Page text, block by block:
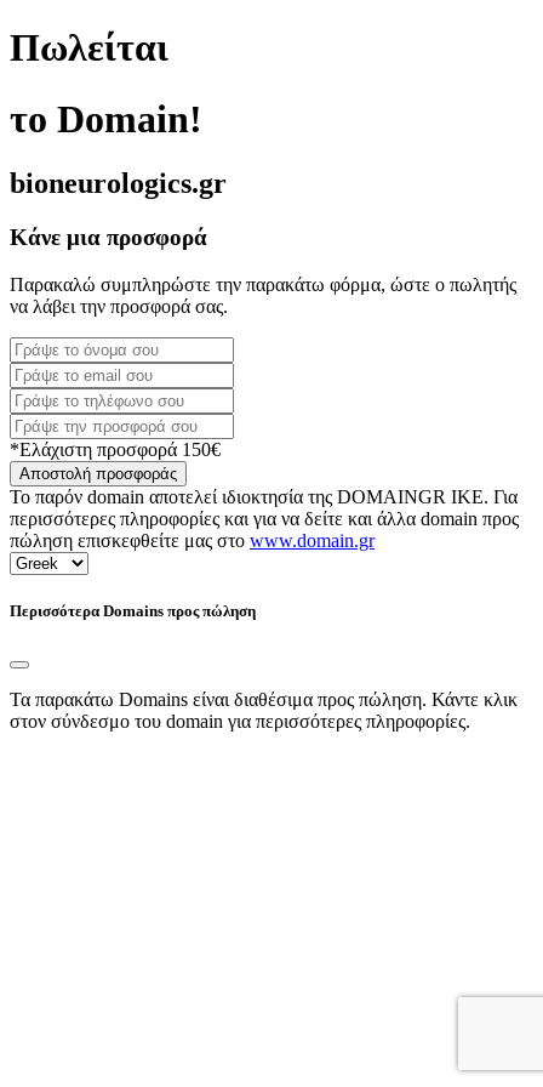
Πωλείται
το Domain!
bioneurologics.gr
Κάνε μια προσφορά
Παρακαλώ συμπληρώστε την παρακάτω φόρμα, ώστε ο πωλητής
να λάβει την προσφορά σας.
*Ελάχιστη προσφορά 150€
Αποστολή προσφοράς
Το παρόν domain αποτελεί ιδιοκτησία της DOMAINGR ΙΚΕ. Για
περισσότερες πληροφορίες και για να δείτε και άλλα domain προς
πώληση επισκεφθείτε μας στο www.domain.gr
Περισσότερα Domains προς πώληση
Τα παρακάτω Domains είναι διαθέσιμα προς πώληση. Κάντε κλικ
στον σύνδεσμο του domain για περισσότερες πληροφορίες.